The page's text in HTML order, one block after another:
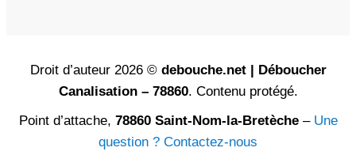
Droit d’auteur 2026 © debouche.net | Déboucher
Canalisation – 78860. Contenu protégé.
Point d’attache, 78860 Saint-Nom-la-Bretèche– Une
question ? Contactez-nous